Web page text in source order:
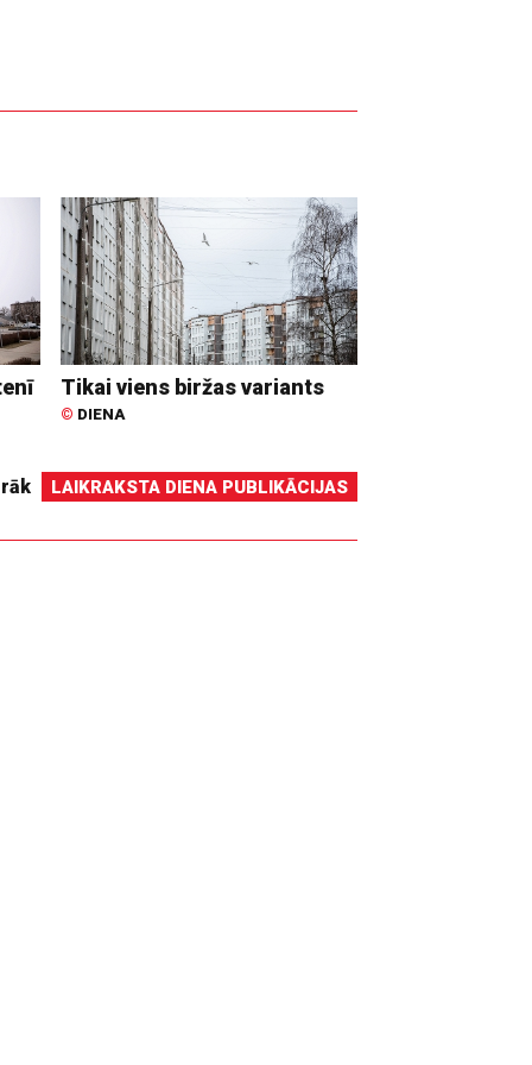
Tikai viens biržas variants
© DIENA
LAIKRAKSTA DIENA PUBLIKĀCIJAS